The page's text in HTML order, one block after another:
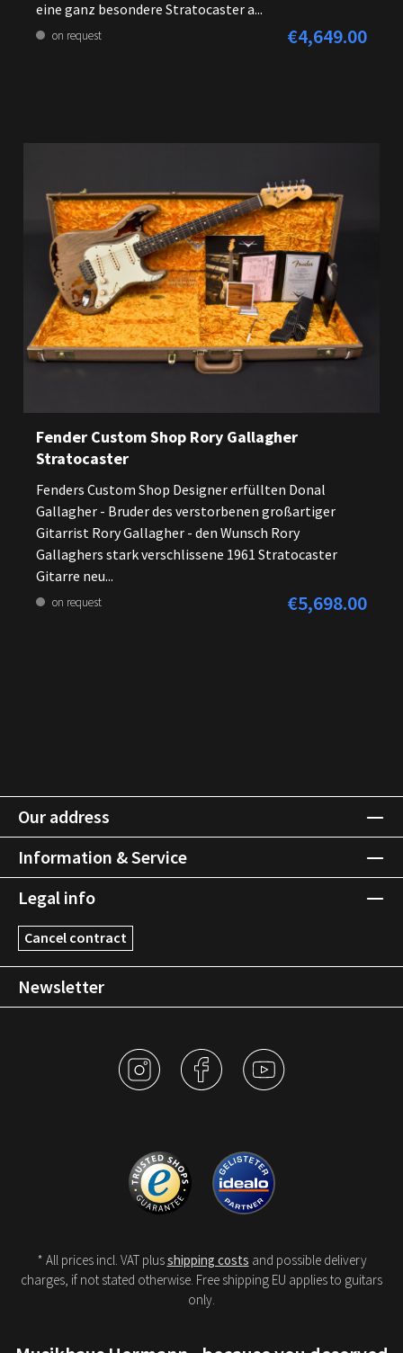
eine ganz besondere Stratocaster a...
on request Regular price:
€4,649.00
Fender Custom Shop Rory Gallagher
Stratocaster
Fenders Custom Shop Designer erfüllten Donal
Gallagher - Bruder des verstorbenen großartiger
Gitarrist Rory Gallagher - den Wunsch Rory
Gallaghers stark verschlissene 1961 Stratocaster
Gitarre neu...
on request Regular price:
€5,698.00
Our address
Information & Service
Legal info
Cancel contract
Newsletter
* All prices incl. VAT plusshipping costs and possible delivery
charges, if not stated otherwise. Free shipping EU applies to guitars
only.